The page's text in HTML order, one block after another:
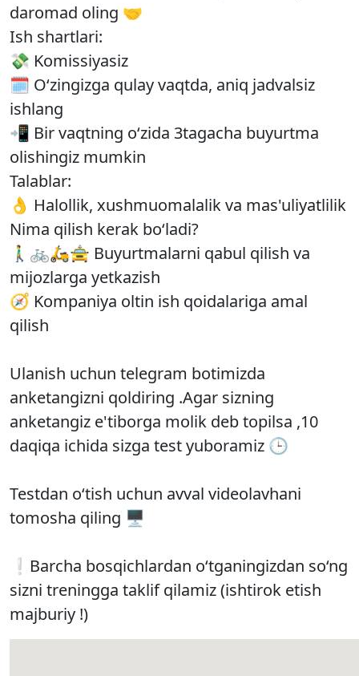
daromad oling 🤝
Ish shartlari:
💸 Komissiyasiz
🗓 O‘zingizga qulay vaqtda, aniq jadvalsiz
ishlang
📲 Bir vaqtning o‘zida 3tagacha buyurtma
olishingiz mumkin
Talablar:
👌 Halollik, xushmuomalalik va mas'uliyatlilik
Nima qilish kerak bo‘ladi?
🚶‍♂️🚲🛵🚖 Buyurtmalarni qabul qilish va
mijozlarga yetkazish
🧭 Kompaniya oltin ish qoidalariga amal
qilish
Ulanish uchun telegram botimizda
anketangizni qoldiring .Agar sizning
anketangiz e'tiborga molik deb topilsa ,10
daqiqa ichida sizga test yuboramiz 🕒
Testdan o‘tish uchun avval videolavhani
tomosha qiling 🖥
❕Barcha bosqichlardan o‘tganingizdan so‘ng
sizni treningga taklif qilamiz (ishtirok etish
majburiy !)